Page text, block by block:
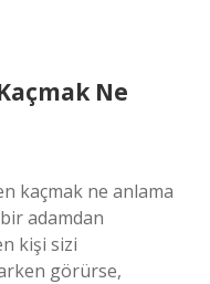
Ne
kaçmak ne anlama
bir adamdan
kişi sizi
görürse,